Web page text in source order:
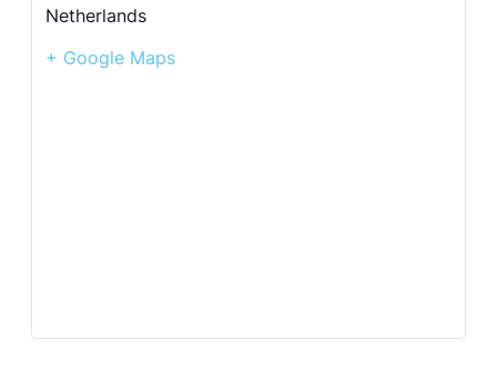
Netherlands
+ Google Maps